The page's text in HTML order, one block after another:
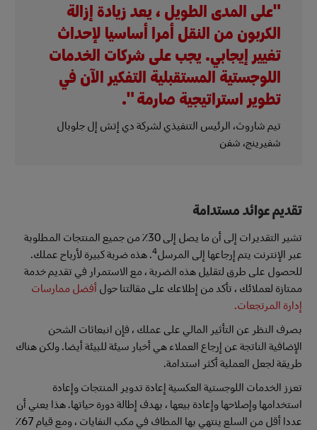
"على المدى الطويل ، يعد زيادة إزالة
الكربون من النقل أمرا أساسيا لإحداث
تغيير إيجابي. يجب على شركات الخدمات
اللوجستية المستقبلية التفكير الآن في
تطوير استراتيجية صارمة ".
تيم شاروث، الرئيس التنفيذي لشركة دي إتش إل جلوبال
شفيرينج، شفن
تقديم عوائد مستدامة
تشير التقديرات إلى أن ما يصل إلى 30٪ من جميع المنتجات المطلوبة
عبر الإنترنت يتم إرجاعها إلى المرسل4. هذه ضربة كبيرة لأرباح عملك.
للحصول على طرق لتقليل هذه الضربة ، مع الاستمرار في تقديم خدمة
ممتازة لعملائك ، تأكد من إطلاعك على مقالتنا حول أفضل ممارسات
إدارة المرتجعات.
بصرف النظر عن التأثير المالي على عملك ، فإن انبعاثات الشحن
الإضافية الناتجة عن إرجاع العملاء هي أخبار سيئة للبيئة أيضا. ولكن هناك
طريقة لجعل العملية أكثر استدامة.
تعزز الخدمات اللوجستية العكسية إعادة تدوير المنتجات وإعادة
استخدامها وإصلاحها وإعادة بيعها ، بهدف إطالة دورة حياتها. هذا يعني أن
عددا أقل من السلع ينتهي بها المطاف في مكب النفايات ، ومع قيام 67٪